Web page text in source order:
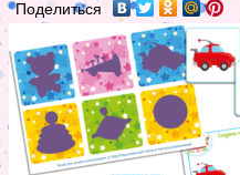
Поделиться